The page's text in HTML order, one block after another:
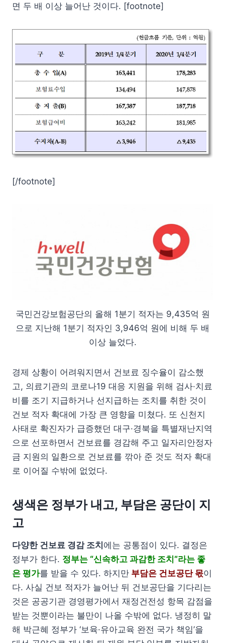
면 두 배 이상 늘어난 것이다. [footnote]
[/footnote]
국민건강보험공단의 올해 1분기 적자는 9,435억 원
으로 지난해 1분기 적자인 3,946억 원에 비해 두 배
이상 늘었다.
경제 상황이 어려워지면서 건보료 징수율이 감소했
고, 의료기관의 코로나19 대응 지원을 위해 검사·치료
비를 조기 지급하거나 선지급하는 조치를 취한 것이
건보 적자 확대에 가장 큰 영향을 미쳤다. 또 신천지
사태로 확진자가 급증했던 대구·경북을 특별재난지역
으로 선포하면서 건보료를 경감해 주고 일자리안정자
금 지원의 일환으로 건보료를 깎아 준 것도 적자 확대
로 이어질 수밖에 없었다.
생색은 정부가 내고, 부담은 공단이 지
고
다양한 건보료 경감 조치 에는 공통점이 있다. 결정은
정부가 한다. 정부는 “신속하고 과감한 조치”라는 좋
은 평가를 받을 수 있다. 하지만 부담은 건보공단 몫이
다. 사실 건보 적자가 늘어난 뒤 건보공단을 기다리는
것은 공공기관 경영평가에서 재정건전성 항목 감점을
받는 것뿐이라는 불만이 나올 수밖에 없다. 냉정히 말
해 박근혜 정부가 ‘보육·유아교육 완전 국가 책임’을